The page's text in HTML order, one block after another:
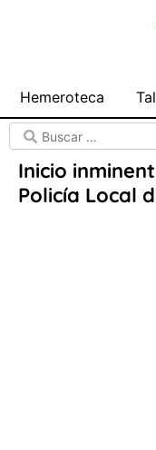
Hemeroteca
Inicio
Policía Local